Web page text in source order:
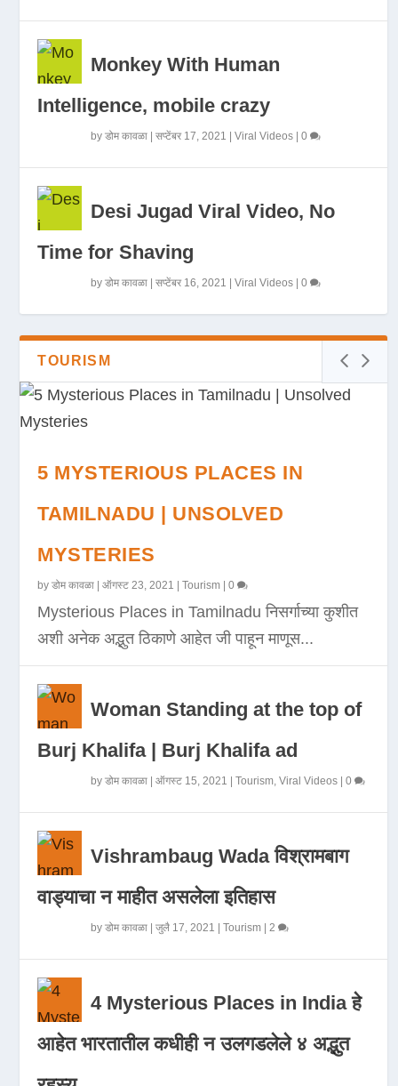
Monkey With Human
Intelligence, mobile crazy
byडोम कावळा |सप्टेंबर 17, 2021 |Viral Videos |0
Desi Jugad Viral Video, No
Time for Shaving
byडोम कावळा |सप्टेंबर 16, 2021 |Viral Videos |0
TOURISM
5 MYSTERIOUS PLACES IN
TAMILNADU | UNSOLVED
MYSTERIES
byडोम कावळा |ऑगस्ट 23, 2021 |Tourism |0
Mysterious Places in Tamilnadu निसर्गाच्या कुशीत
अशी अनेक अद्भुत ठिकाणे आहेत जी पाहून माणूस...
Woman Standing at the top of
Burj Khalifa | Burj Khalifa ad
byडोम कावळा |ऑगस्ट 15, 2021 |Tourism,Viral Videos |0
Vishrambaug Wada विश्रामबाग
वाड्याचा न माहीत असलेला इतिहास
byडोम कावळा |जुलै 17, 2021 |Tourism |2
4 Mysterious Places in India हे
आहेत भारतातील कधीही न उलगडलेले ४ अद्भुत